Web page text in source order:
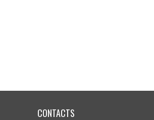
CONTACTS